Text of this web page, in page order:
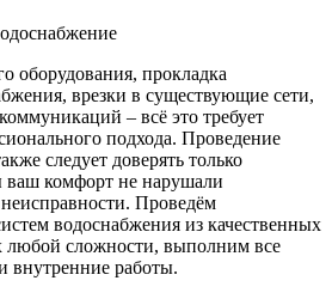
оборудования, прокладка
врезки в существующие сети,
– всё это требует
подхода. Проведение
следует доверять только
ваш комфорт не нарушали
Проведём
водоснабжения из качественных
любой сложности, выполним все
внутренние работы.